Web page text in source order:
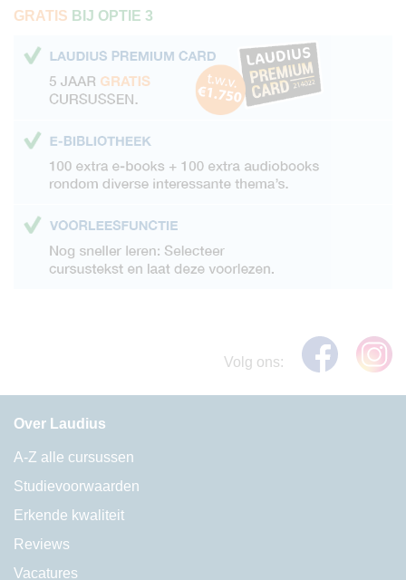
GRATIS BIJ OPTIE 3
Volg ons:
Over Laudius
A-Z alle cursussen
Studievoorwaarden
Erkende kwaliteit
Reviews
Vacatures